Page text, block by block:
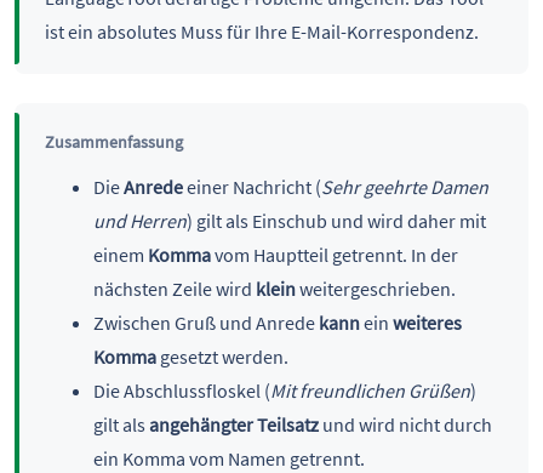
ist ein absolutes Muss für Ihre E-Mail-Korrespondenz.
Zusammenfassung
DieAnredeeiner Nachricht (Sehr geehrte Damen
und Herren) gilt als Einschub und wird daher mit
einem Kommavom Hauptteil getrennt. In der
nächsten Zeile wird kleinweitergeschrieben.
Zwischen Gruß und Anrede kannein weiteres
Kommagesetzt werden.
Die Abschlussfloskel (Mit freundlichen Grüßen)
gilt als angehängter Teilsatzund wird nicht durch
ein Komma vom Namen getrennt.